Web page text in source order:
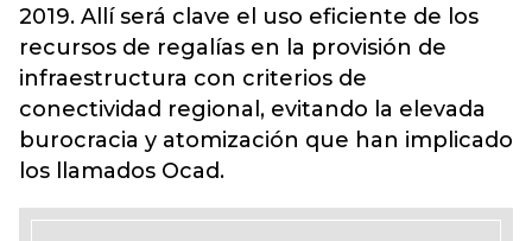
2019. Allí será clave el uso eficiente de los
recursos de regalías en la provisión de
infraestructura con criterios de
conectividad regional, evitando la elevada
burocracia y atomización que han implicado
los llamados Ocad.